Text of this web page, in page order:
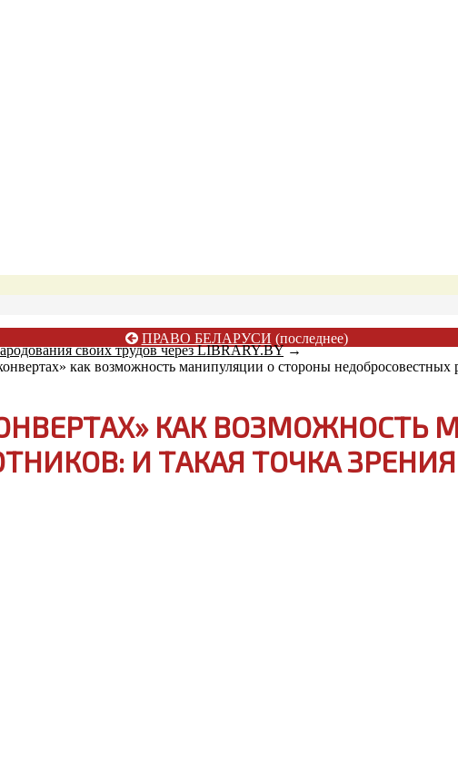
ПРАВО БЕЛАРУСИ (последнее)
своих трудов через LIBRARY.BY→
как возможность манипуляции о стороны недобросовестных
КАК
И ТАКАЯ ТОЧКА ЗРЕНИЯ